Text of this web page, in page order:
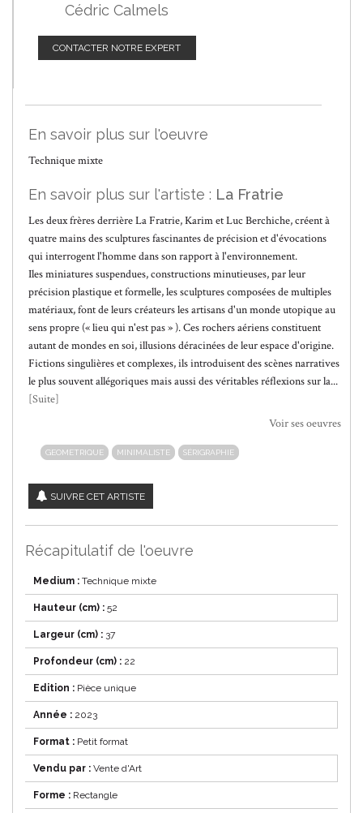
Cédric Calmels
CONTACTER NOTRE EXPERT
En savoir plus sur l'oeuvre
Technique mixte
En savoir plus sur l'artiste : La Fratrie
Les deux frères derrière La Fratrie, Karim et Luc Berchiche, créent à
quatre mains des sculptures fascinantes de précision et d'évocations
qui interrogent l'homme dans son rapport à l'environnement.
Iles miniatures suspendues, constructions minutieuses, par leur
précision plastique et formelle, les sculptures composées de multiples
matériaux, font de leurs créateurs les artisans d'un monde utopique au
sens propre (« lieu qui n'est pas » ). Ces rochers aériens constituent
autant de mondes en soi, illusions déracinées de leur espace d'origine.
Fictions singulières et complexes, ils introduisent des scènes narratives
le plus souvent allégoriques mais aussi des véritables réflexions sur la...
[Suite]
Voir ses oeuvres
GEOMETRIQUE MINIMALISTE SÉRIGRAPHIE
SUIVRE CET ARTISTE
Récapitulatif de l'oeuvre
Medium : Technique mixte
Hauteur (cm) : 52
Largeur (cm) : 37
Profondeur (cm) : 22
Edition : Pièce unique
Année : 2023
Format : Petit format
Vendu par : Vente d'Art
Forme : Rectangle